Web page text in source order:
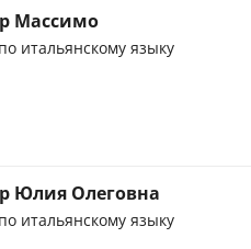
Массимо
итальянскому языку
Юлия Олеговна
итальянскому языку